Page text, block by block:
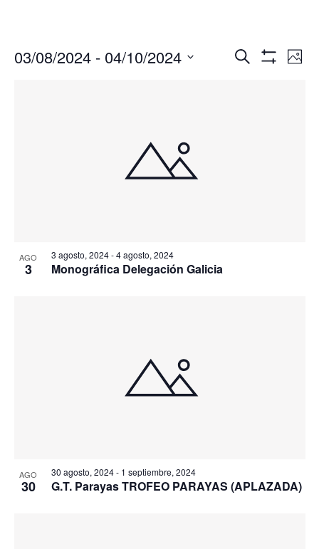
Buscar
de
Foto
03/08/2024 - 04/10/2024
AGO
3
3 agosto, 2024-4 agosto, 2024
Monográfica Delegación Galicia
AGO
30
30 agosto, 2024- 1 septiembre, 2024
G.T. Parayas TROFEO PARAYAS (APLAZADA)